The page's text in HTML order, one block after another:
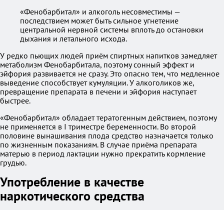
«Фенобарбитал» и алкоголь несовместимы —
последствием может быть сильное угнетение
центральной нервной системы вплоть до остановки
дыхания и летального исхода.
У редко пьющих людей приём спиртных напитков замедляет
метаболизм Фенобарбитала, поэтому сонный эффект и
эйфория развивается не сразу. Это опасно тем, что медленное
выведение способствует кумуляции. У алкоголиков же,
превращение препарата в печени и эйфория наступает
быстрее.
«Фенобарбитал» обладает тератогенным действием, поэтому
не применяется в I триместре беременности. Во второй
половине вынашивания плода средство назначается только
по жизненным показаниям. В случае приёма препарата
матерью в период лактации нужно прекратить кормление
грудью.
Употребление в качестве
наркотического средства